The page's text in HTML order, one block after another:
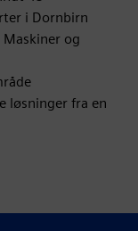
i Dornbirn
og
løsninger fra en